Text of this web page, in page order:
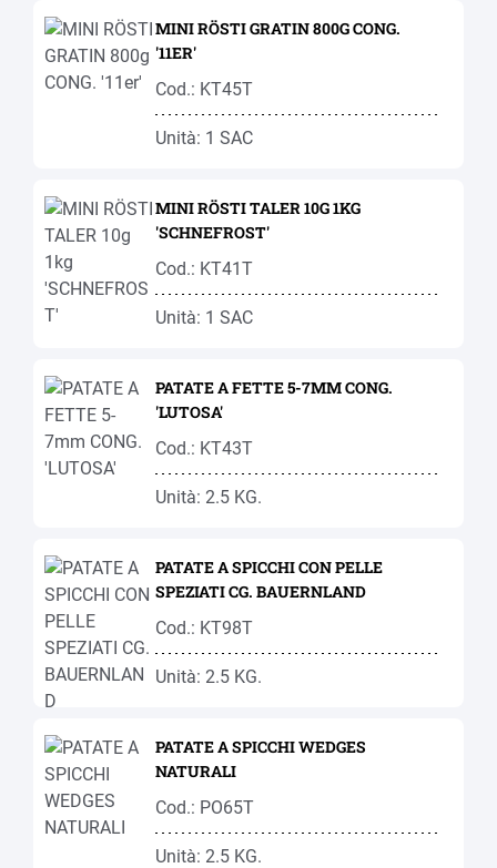
MINI RÖSTI GRATIN 800G CONG.
'11ER'
Cod.: KT45T
Unità: 1 SAC
MINI RÖSTI TALER 10G 1KG
'SCHNEFROST'
Cod.: KT41T
Unità: 1 SAC
PATATE A FETTE 5-7MM CONG.
'LUTOSA'
Cod.: KT43T
Unità: 2.5 KG.
PATATE A SPICCHI CON PELLE
SPEZIATI CG. BAUERNLAND
Cod.: KT98T
Unità: 2.5 KG.
PATATE A SPICCHI WEDGES
NATURALI
Cod.: PO65T
Unità: 2.5 KG.